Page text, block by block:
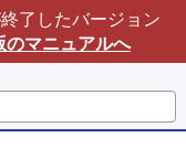
了したバージョン
のマニュアルへ